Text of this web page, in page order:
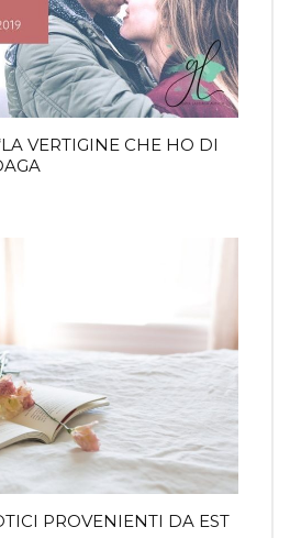
VERTIGINE CHE HO DI
PROVENIENTI DA EST